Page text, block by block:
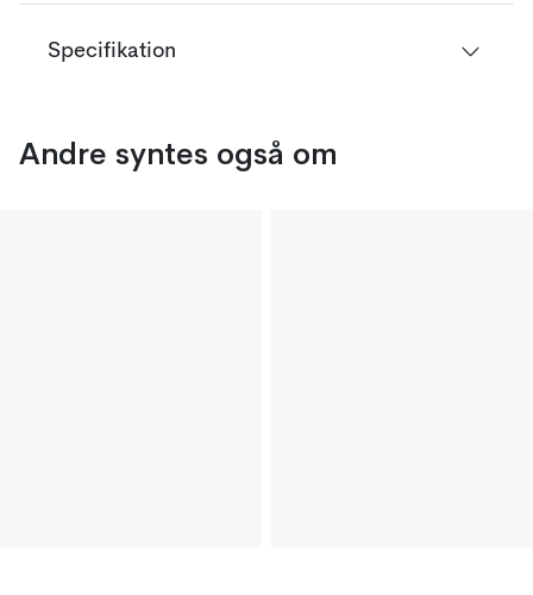
Specifikation
Andre syntes også om